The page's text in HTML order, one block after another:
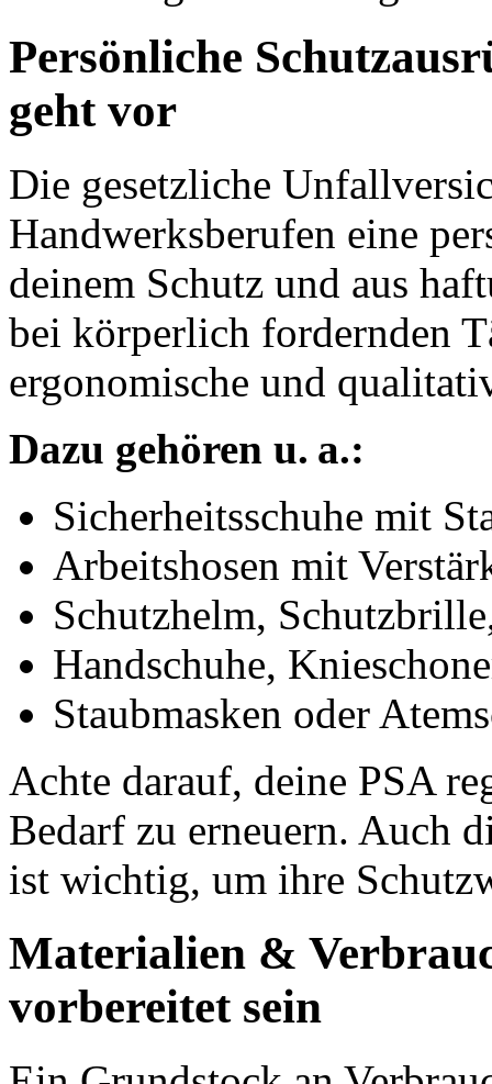
Persönliche
geht vor
Die gesetzliche
Handwerksberufen eine
deinem Schutz und aus
bei körperlich fordernden
ergonomische und
Dazu gehören u. a.:
Sicherheitsschuhe mit
Arbeitshosen mit
Schutzhelm,
Handschuhe,
Staubmasken oder
Achte darauf, deine PSA
Bedarf zu erneuern. Auch
ist wichtig, um ihre
Materialien &
vorbereitet sein